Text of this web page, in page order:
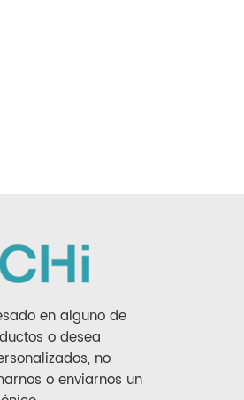
en alguno de
o desea
no
o enviarnos un